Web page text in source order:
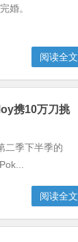
婚。
阅读全文
携10万刀挑
二季下半季的
阅读全文